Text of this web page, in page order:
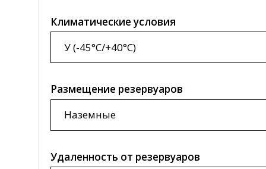
Размещение резервуаров
Удаленность от резервуаров